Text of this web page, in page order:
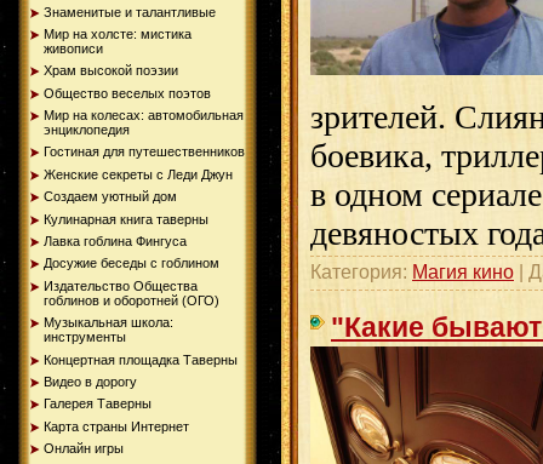
Знаменитые и талантливые
Мир на холсте: мистика
живописи
Храм высокой поэзии
Общество веселых поэтов
Мир на колесах: автомобильная
энциклопедия
Гостиная для путешественников
Женские секреты с Леди Джун
Создаем уютный дом
Кулинарная книга таверны
Лавка гоблина Фингуса
Досужие беседы с гоблином
Издательство Общества
гоблинов и оборотней (ОГО)
Музыкальная школа:
инструменты
Концертная площадка Таверны
Видео в дорогу
Галерея Таверны
Карта страны Интернет
Онлайн игры
зрителей.
боевика,
в одном
девяностых
Категория: Магия кино |
"Какие